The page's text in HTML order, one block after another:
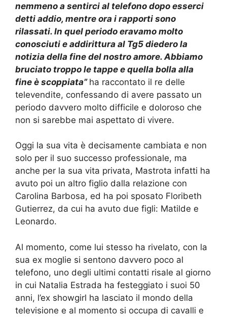
nemmeno a sentirci al telefono dopo esserci
detti addio, mentre ora i rapporti sono
rilassati. In quel periodo eravamo molto
conosciuti e addirittura al Tg5 diedero la
notizia della fine del nostro amore. Abbiamo
bruciato troppo le tappe e quella bolla alla
fine è scoppiata” ha raccontato il re delle
televendite, confessando di avere passato un
periodo davvero molto difficile e doloroso che
non si sarebbe mai aspettato di vivere.
Oggi la sua vita è decisamente cambiata e non
solo per il suo successo professionale, ma
anche per la sua vita privata, Mastrota infatti ha
avuto poi un altro figlio dalla relazione con
Carolina Barbosa, ed ha poi sposato Floribeth
Gutierrez, da cui ha avuto due figli: Matilde e
Leonardo.
Al momento, come lui stesso ha rivelato, con la
sua ex moglie si sentono davvero poco al
telefono, uno degli ultimi contatti risale al giorno
in cui Natalia Estrada ha festeggiato i suoi 50
anni, l’ex showgirl ha lasciato il mondo della
televisione e al momento si occupa di cavalli e